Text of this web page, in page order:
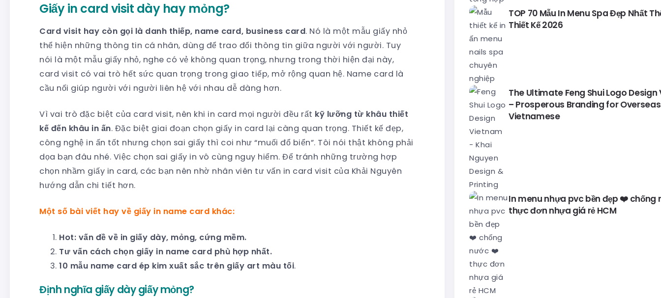
Giấy in card visit dày hay mỏng?
Card visit hay còn gọi là danh thiếp, name card, business card. Nó là một mẫu giấy nhỏ
thể hiện những thông tin cá nhân, dùng để trao đổi thông tin giữa người với người. Tuy
nói là một mẫu giấy nhỏ, nghe có vẻ không quan trọng, nhưng trong thời hiện đại này,
card visit có vai trò hết sức quan trọng trong giao tiếp, mở rộng quan hệ. Name card là
cầu nối giúp người với người liên hệ với nhau dễ dàng hơn.
Vì vai trò đặc biệt của card visit, nên khi in card mọi người đều rất kỹ lưỡng từ khâu thiết
kế đến khâu in ấn. Đặc biệt giai đoạn chọn giấy in card lại càng quan trọng. Thiết kế đẹp,
công nghệ in ấn tốt nhưng chọn sai giấy thì coi như “muối đổ biển”. Tôi nói thật không phải
dọa bạn đâu nhé. Việc chọn sai giấy in vô cùng nguy hiểm. Để tránh những trường hợp
chọn nhầm giấy in card, các bạn nên nhờ nhân viên tư vấn in card visit của Khải Nguyên
hướng dẫn chi tiết hơn.
Một số bài viết hay về giấy in name card khác:
Hot: vấn đề về in giấy dày, mỏng, cứng mềm.
Tư vấn cách chọn giấy in name card phù hợp nhất.
10 mẫu name card ép kim xuất sắc trên giấy art màu tối.
Định nghĩa giấy dày giấy mỏng?
TOP 70 Mẫu In Menu Spa Đẹp Nhất
Thiết Kế 2026
The Ultimate Feng Shui Logo
– Prosperous Branding for Overseas
Vietnamese
In menu nhựa pvc bền đẹp ❤️
thực đơn nhựa giá rẻ HCM